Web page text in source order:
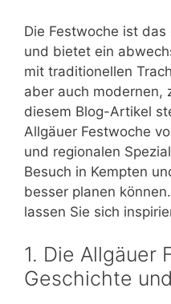
Die Festwoche ist
und bietet ein
mit traditionellen
aber auch modernen,
diesem Blog-Artikel
Allgäuer Festwoche
und regionalen
Besuch in Kempten
besser planen
lassen Sie sich
1. Die Allgäuer
Geschichte